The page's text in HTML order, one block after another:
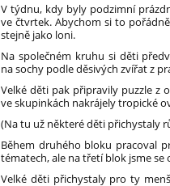
V týdnu, kdy byly podzimní
ve čtvrtek. Abychom si to
stejně jako loni.
Na společném kruhu si děti
na sochy podle děsivých zvířat z
Velké děti pak připravily puzzle z
ve skupinkách nakrájely tropické
(Na tu už některé děti přichystaly
Během druhého bloku pracoval
tématech, ale na třetí blok jsme se
Velké děti přichystaly pro ty